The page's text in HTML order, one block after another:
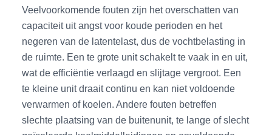
Veelvoorkomende fouten zijn het overschatten van
capaciteit uit angst voor koude perioden en het
negeren van de latentelast, dus de vochtbelasting in
de ruimte. Een te grote unit schakelt te vaak in en uit,
wat de efficiëntie verlaagd en slijtage vergroot. Een
te kleine unit draait continu en kan niet voldoende
verwarmen of koelen. Andere fouten betreffen
slechte plaatsing van de buitenunit, te lange of slecht